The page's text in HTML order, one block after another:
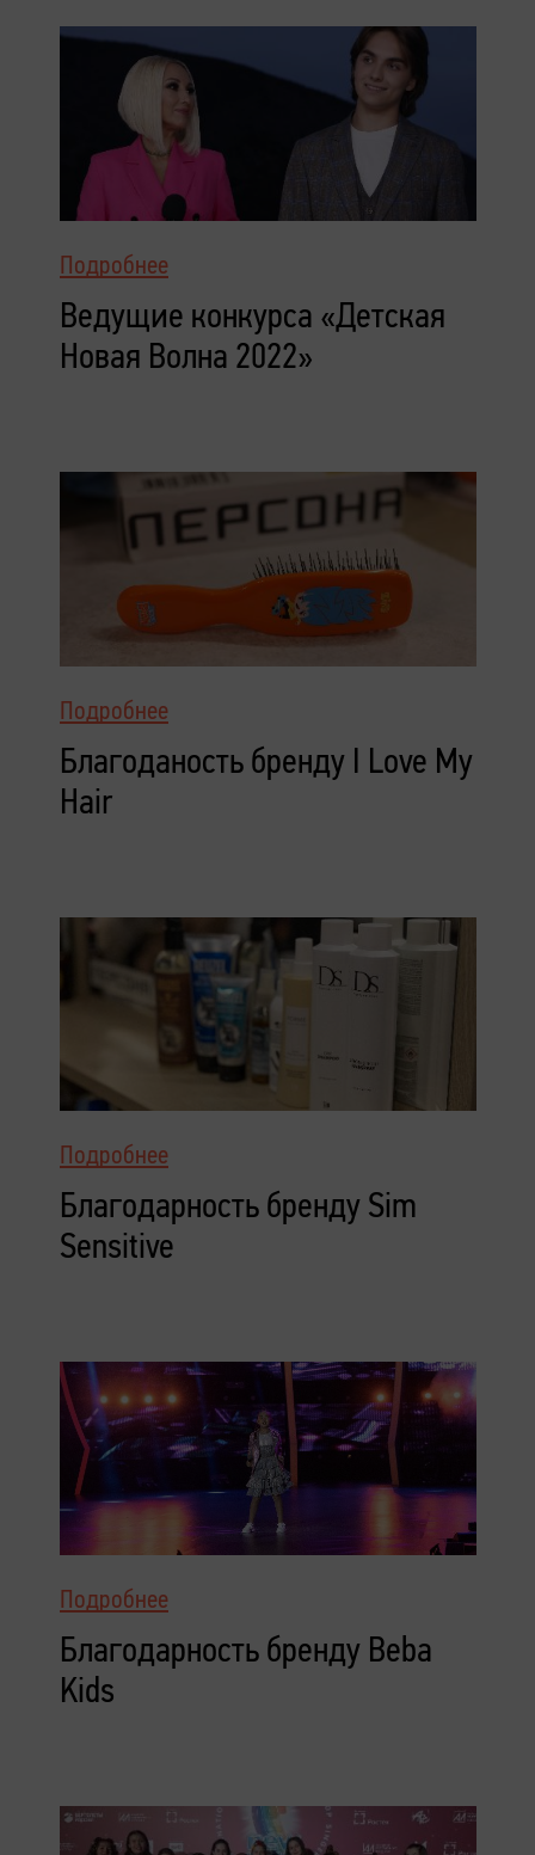
Подробнее
Ведущие конкурса «Детская
Новая Волна 2022»
Подробнее
Благоданость бренду I Love My
Hair
Подробнее
Благодарность бренду Sim
Sensitive
Подробнее
Благодарность бренду Beba
Kids